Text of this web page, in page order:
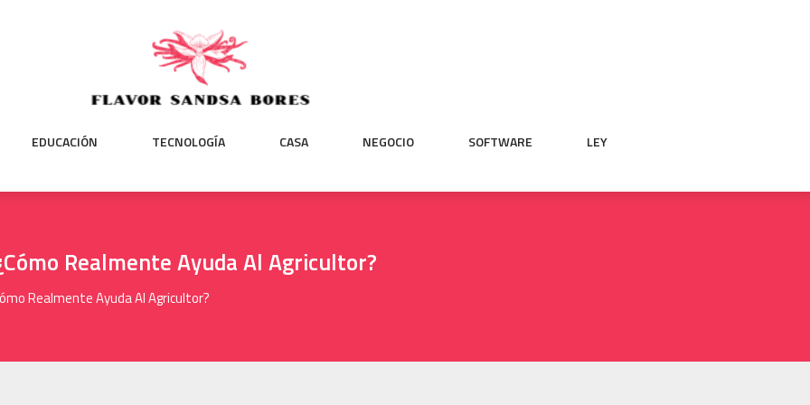
EDUCACIÓN TECNOLOGÍA CASA NEGOCIO SOFTWARE LEY
Realmente Ayuda Al Agricultor?
Realmente Ayuda Al Agricultor?